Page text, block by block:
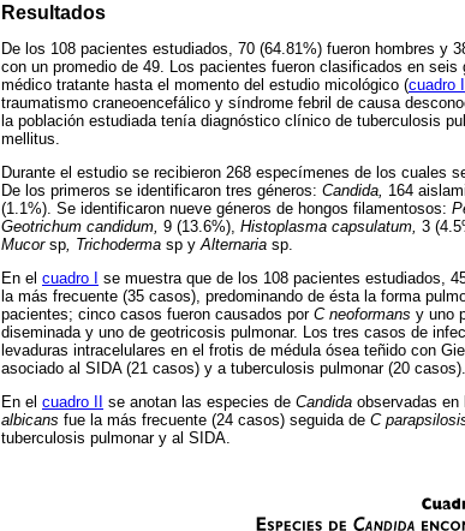
Resultados
De los 108 pacientes estudiados, 70 (64.81%) fueron hombres y
con un promedio de 49. Los pacientes fueron clasificados en
médico tratante hasta el momento del estudio micológico (cuadro I
traumatismo craneoencefálico y síndrome febril de causa
la población estudiada tenía diagnóstico clínico de tuberculosis
mellitus.
Durante el estudio se recibieron 268 especímenes de los cuales
De los primeros se identificaron tres géneros: Candida, 164
(1.1%). Se identificaron nueve géneros de hongos filamentosos:
Geotrichum candidum, 9 (13.6%), Histoplasma capsulatum, 3
Mucorsp, Trichoderma sp yAlternaria sp.
En el cuadro I
se muestra que de los 108 pacientes estudiados,
la más frecuente (35 casos), predominando de ésta la forma
pacientes; cinco casos fueron causados por C neoformans y uno
diseminada y uno de geotricosis pulmonar. Los tres casos de
levaduras intracelulares en el frotis de médula ósea teñido con
asociado al SIDA (21 casos) y a tuberculosis pulmonar (20 casos).
En el cuadro II se anotan las especies de Candida observadas en
albicans fue la más frecuente (24 casos) seguida de C
tuberculosis pulmonar y al SIDA.